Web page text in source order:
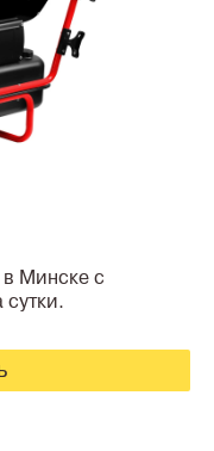
в Минске с